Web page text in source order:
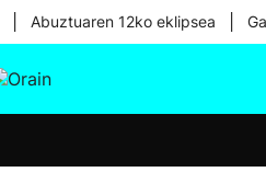
Abuztuaren 12ko eklipsea